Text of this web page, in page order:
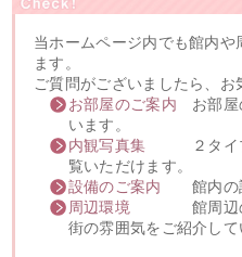
当ホームページ内でも館内や
ます。
ご質問がございましたら、お
お部屋のご案内 お部屋
います。
内観写真集 ２タイプ
覧いただけます。
設備のご案内 館内の設
周辺環境 館周辺のス
街の雰囲気をご紹介して